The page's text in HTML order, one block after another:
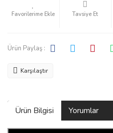
Tavsiye Et
Ürün Paylaş :
Karşılaştır
Ürün Bilgisi Yorumlar